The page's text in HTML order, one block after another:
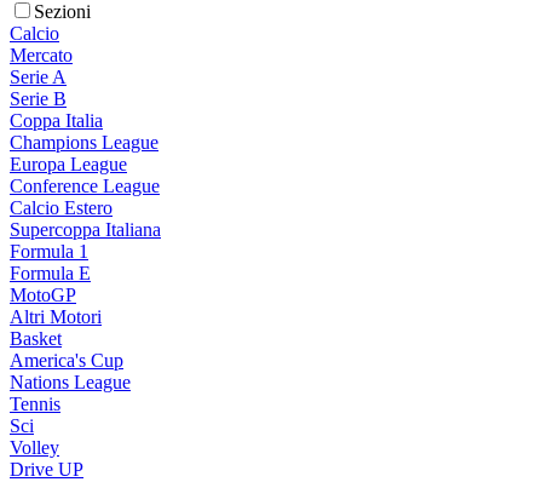
Sezioni
Calcio
Mercato
Serie A
Serie B
Coppa Italia
Champions League
Europa League
Conference League
Calcio Estero
Supercoppa Italiana
Formula 1
Formula E
MotoGP
Altri Motori
Basket
America's Cup
Nations League
Tennis
Sci
Volley
Drive UP